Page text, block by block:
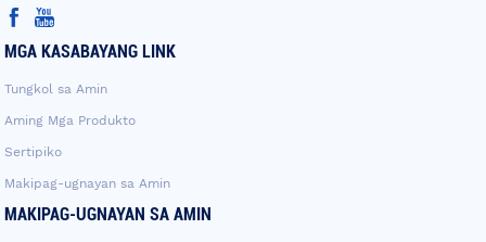
MGA KASABAYANG LINK
Tungkol sa Amin
Aming Mga Produkto
Sertipiko
Makipag-ugnayan sa Amin
MAKIPAG-UGNAYAN SA AMIN